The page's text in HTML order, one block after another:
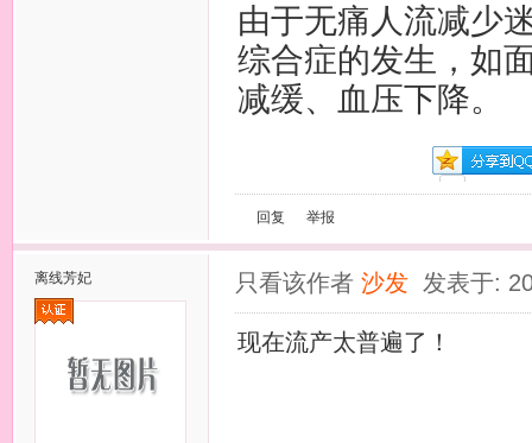
由于无痛人流减少
综合症的发生，如
减缓、血压下降。
回复 举报
离线芳妃 只看该作者 沙发 发表于:
现在流产太普遍了！